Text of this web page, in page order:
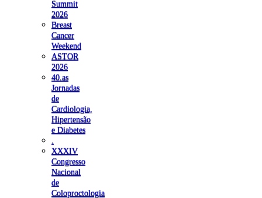
Summit
2026
Breast
Cancer
Weekend
ASTOR
2026
40.as
Jornadas
de
Cardiologia,
Hipertensão
e Diabetes
XXXIV
Congresso
Nacional
de
Coloproctologia